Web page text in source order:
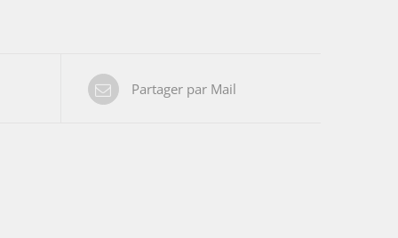
Partager par Mail